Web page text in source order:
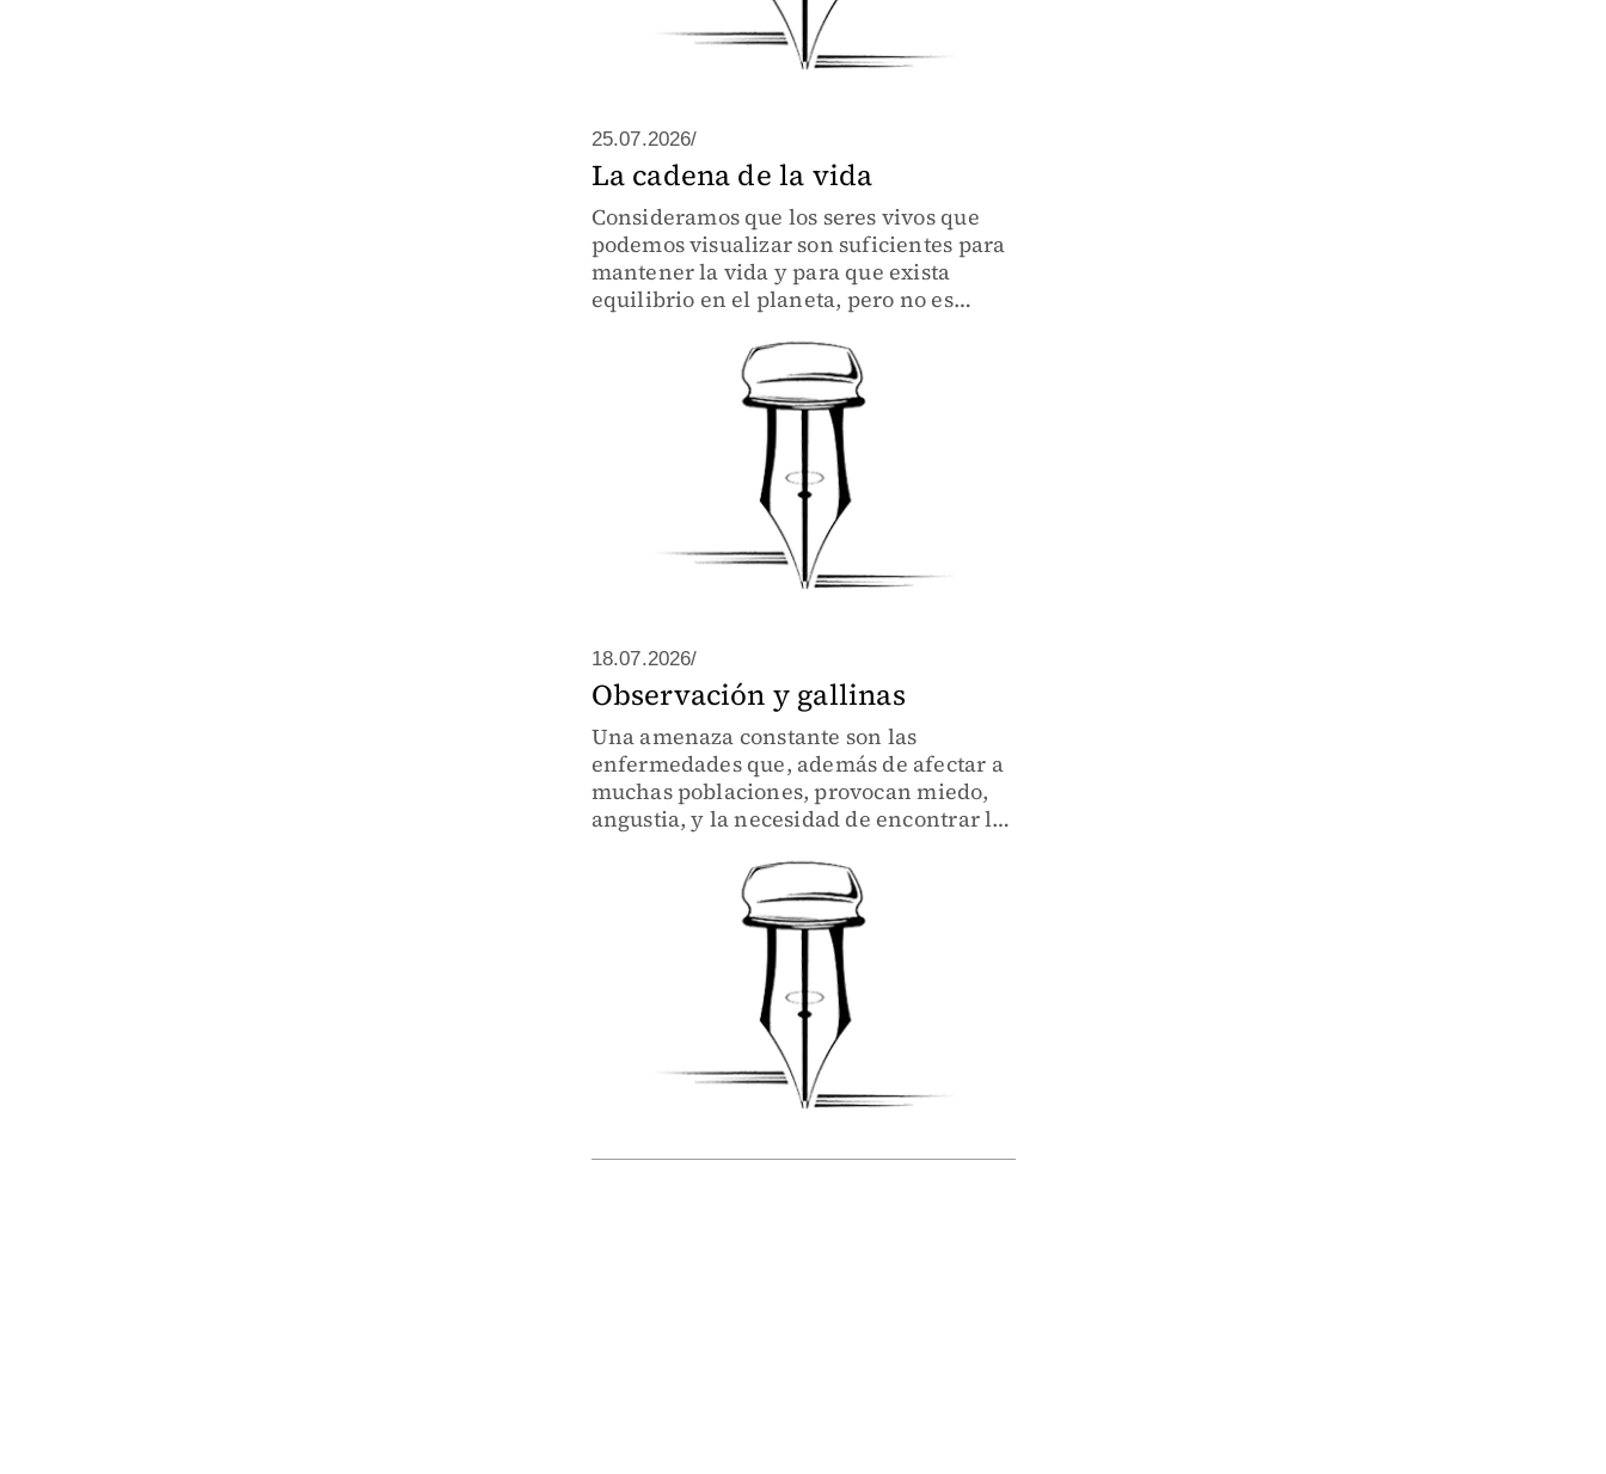
25.07.2026/
La cadena de la vida
Consideramos que los seres vivos que
podemos visualizar son suficientes para
mantener la vida y para que exista
equilibrio en el planeta, pero no es
mundo que nos rodea.
18.07.2026/
Observación y gallinas
Una amenaza constante son las
enfermedades que, además de afectar a
muchas poblaciones, provocan miedo,
angustia, y la necesidad de encontrar la